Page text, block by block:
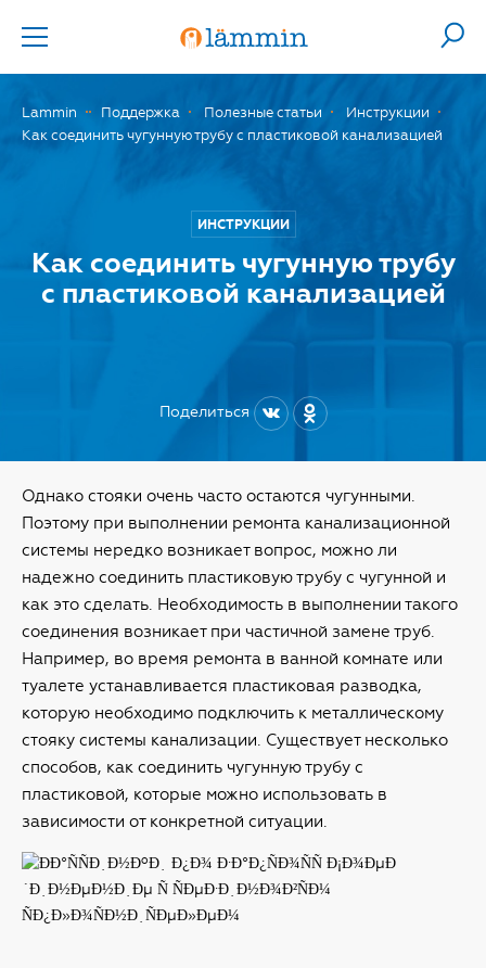
Lammin Поддержка Полезные статьи
Инструкции
Как соединить чугунную трубу с пластиковой канализацией
ИНСТРУКЦИИ
Как соединить чугунную трубу
с пластиковой канализацией
Поделиться
Однако стояки очень часто остаются чугунными.
Поэтому при выполнении ремонта канализационной
системы нередко возникает вопрос, можно ли
надежно соединить пластиковую трубу с чугунной и
как это сделать. Необходимость в выполнении такого
соединения возникает при частичной замене труб.
Например, во время ремонта в ванной комнате или
туалете устанавливается пластиковая разводка,
которую необходимо подключить к металлическому
стояку системы канализации. Существует несколько
способов, как соединить чугунную трубу с
пластиковой, которые можно использовать в
зависимости от конкретной ситуации.